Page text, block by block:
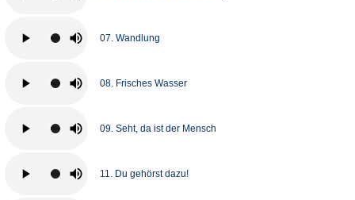
07. Wandlung
08. Frisches Wasser
09. Seht, da ist der Mensch
11. Du gehörst dazu!